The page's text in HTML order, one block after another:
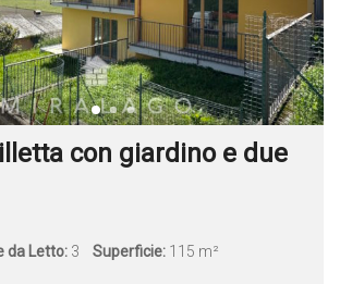
con giardino e due
da Letto: 3 Superficie: 115 m²